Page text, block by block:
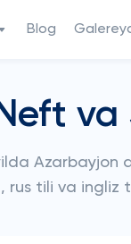
Blog
va
rus tili va ingliz